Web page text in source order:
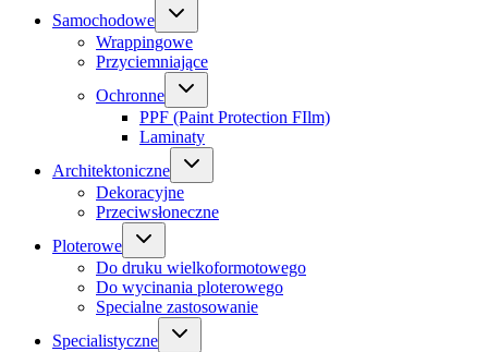
Samochodowe
Wrappingowe
Przyciemniające
Ochronne
PPF (Paint Protection FIlm)
Laminaty
Architektoniczne
Dekoracyjne
Przeciwsłoneczne
Ploterowe
Do druku wielkoformotowego
Do wycinania ploterowego
Specialne zastosowanie
Specialistyczne